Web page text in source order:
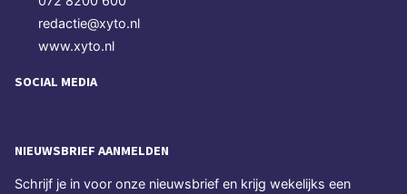
redactie@xyto.nl
www.xyto.nl
SOCIAL MEDIA
NIEUWSBRIEF AANMELDEN
Schrijf je in voor onze nieuwsbrief en krijg wekelijks een